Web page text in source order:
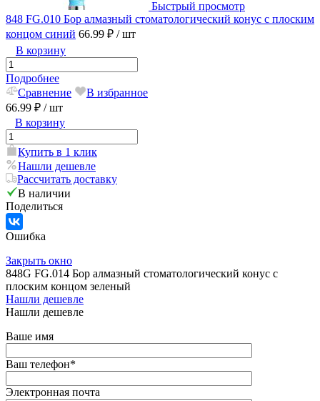
Быстрый просмотр
848 FG.010 Бор алмазный стоматологический конус с плоским
концом синий 66.99 ₽ / шт
В корзину
Подробнее
Сравнение
В избранное
66.99 ₽ / шт
В корзину
Купить в 1 клик
Нашли дешевле
Рассчитать доставку
В наличии
Поделиться
Ошибка
Закрыть окно
848G FG.014 Бор алмазный стоматологический конус с
плоским концом зеленый
Нашли дешевле
Нашли дешевле
Ваше имя
Ваш телефон*
Электронная почта